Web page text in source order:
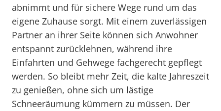
abnimmt und für sichere Wege rund um das
eigene Zuhause sorgt. Mit einem zuverlässigen
Partner an ihrer Seite können sich Anwohner
entspannt zurücklehnen, während ihre
Einfahrten und Gehwege fachgerecht gepflegt
werden. So bleibt mehr Zeit, die kalte Jahreszeit
zu genießen, ohne sich um lästige
Schneeräumung kümmern zu müssen. Der